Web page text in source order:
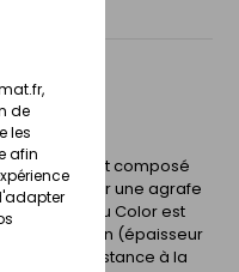
de
les
afin
Michaux est composé
par une agrafe
Anjou Color est
fabrication (épaisseur
résistance à la